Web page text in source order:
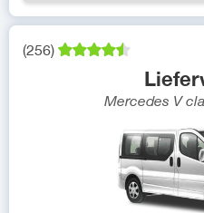
(256)
Mercedes V